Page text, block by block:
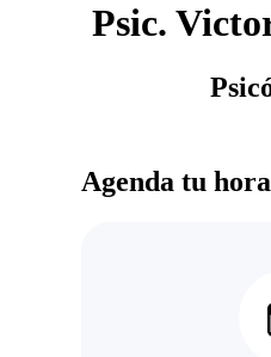
Psic.
Agenda tu hora